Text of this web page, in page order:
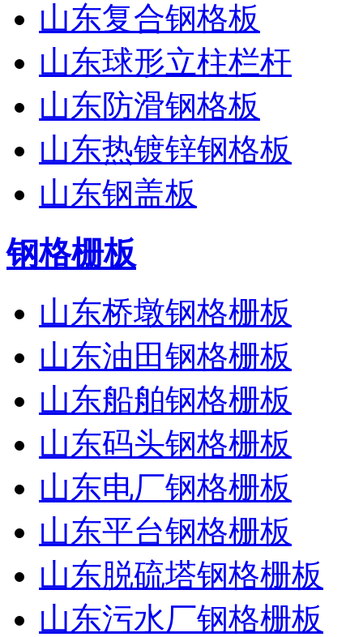
山东复合钢格板
山东球形立柱栏杆
山东防滑钢格板
山东热镀锌钢格板
山东钢盖板
钢格栅板
山东桥墩钢格栅板
山东油田钢格栅板
山东船舶钢格栅板
山东码头钢格栅板
山东电厂钢格栅板
山东平台钢格栅板
山东脱硫塔钢格栅板
山东污水厂钢格栅板